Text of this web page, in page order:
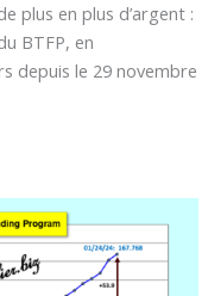
plus en plus d’argent :
BTFP, en
depuis le 29 novembre